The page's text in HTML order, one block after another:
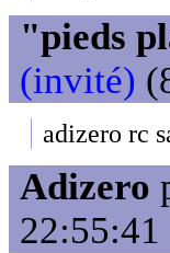
"pieds
(invité)
adizero rc
Adizero
22:55:41